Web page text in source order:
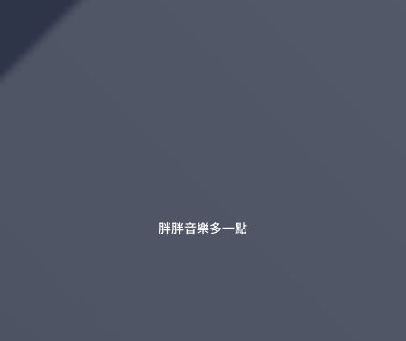
胖胖音樂多一點